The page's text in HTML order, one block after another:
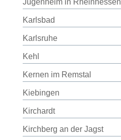
Jugenheim in Rheinhessen
Karlsbad
Karlsruhe
Kehl
Kernen im Remstal
Kiebingen
Kirchardt
Kirchberg an der Jagst